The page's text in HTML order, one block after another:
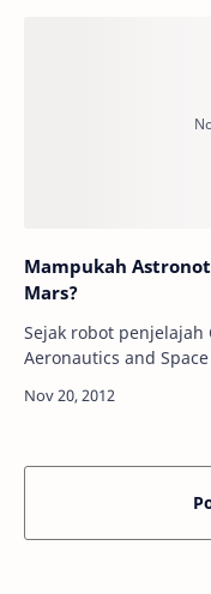
Mampukah
Mars?
Sejak robot
Aeronautics and
pertanyaan besar